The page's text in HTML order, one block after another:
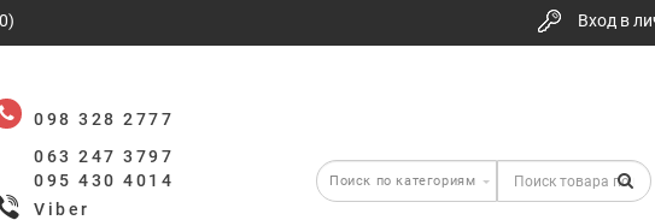
Вход в
098 328 2777
063 247 3797
095 430 4014
Viber